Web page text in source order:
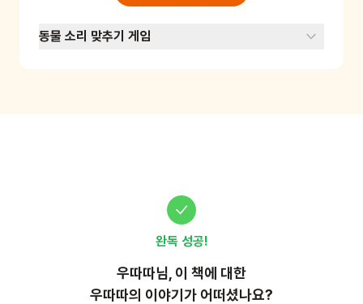
동물 소리 맞추기 게임
완독 성공!
우따따님, 이 책에 대한
우따따의 이야기가 어떠셨나요?